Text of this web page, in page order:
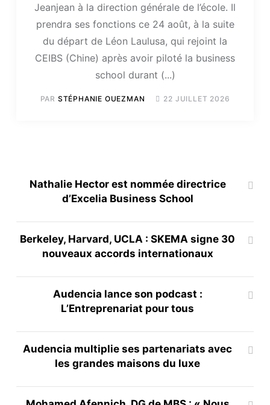
Jeanjean à la direction générale de l’école. Il
prendra ses fonctions ce 24 août, à la suite
du départ de Léon Laulusa, qui rejoint la
CEIBS (Chine) après avoir piloté la business
school durant (...)
PAR STÉPHANIE OUEZMAN 22 JUILLET 2026
Nathalie Hector est nommée directrice
d’Excelia Business School
Berkeley, Harvard, UCLA : SKEMA signe 30
nouveaux accords internationaux
Audencia lance son podcast :
L’Entreprenariat pour tous
Audencia multiplie ses partenariats avec
les grandes maisons du luxe